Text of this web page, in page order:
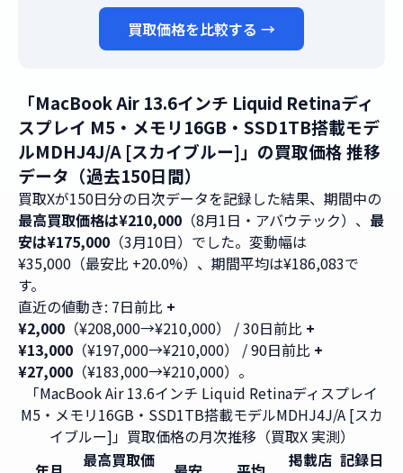
買取価格を比較する →
「MacBook Air 13.6インチ Liquid Retinaディ
スプレイ M5・メモリ16GB・SSD1TB搭載モデ
ルMDHJ4J/A [スカイブルー]」の買取価格 推移
データ（過去150日間）
買取Xが150日分の日次データを記録した結果、期間中の
最高買取価格は¥210,000 （8月1日・アバウテック）、 最
安は¥175,000 （3月10日）でした。変動幅は
¥35,000（最安比 +20.0%）、期間平均は¥186,083で
す。
直近の値動き: 7日前比 +
¥2,000 （¥208,000→¥210,000） / 30日前比 +
¥13,000 （¥197,000→¥210,000） / 90日前比 +
¥27,000 （¥183,000→¥210,000）。
「MacBook Air 13.6インチ Liquid Retinaディスプレイ
M5・メモリ16GB・SSD1TB搭載モデルMDHJ4J/A [スカ
イブルー]」買取価格の月次推移（買取X 実測）
最高買取価
掲載店 記録日